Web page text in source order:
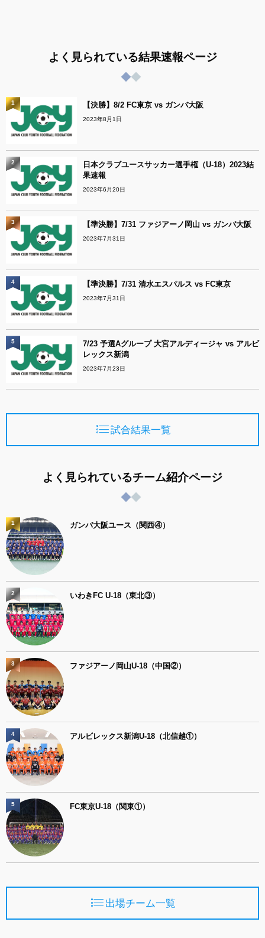
よく見られている結果速報ページ
【決勝】8/2 FC東京 vs ガンバ大阪
2023年8月1日
1
日本クラブユースサッカー選手権（U-18）2023結
果速報
2023年6月20日
2
【準決勝】7/31 ファジアーノ岡山 vs ガンバ大阪
2023年7月31日
3
【準決勝】7/31 清水エスパルス vs FC東京
2023年7月31日
4
7/23 予選Aグループ 大宮アルディージャ vs アルビ
レックス新潟
2023年7月23日
5
試合結果一覧
よく見られているチーム紹介ページ
ガンバ大阪ユース（関西④）
1
いわきFC U-18（東北③）
2
ファジアーノ岡山U-18（中国②）
3
アルビレックス新潟U-18（北信越①）
4
FC東京U-18（関東①）
5
出場チーム一覧